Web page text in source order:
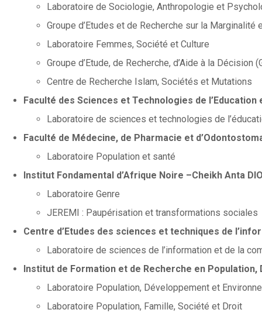
Laboratoire de Sociologie, Anthropologie et
Groupe d’Etudes et de Recherche sur la Marginalité
Laboratoire Femmes, Société et Culture
Groupe d’Etude, de Recherche, d’Aide à la Décision
Centre de Recherche Islam, Sociétés et Mutations
Faculté des Sciences et Technologies de l’Education
Laboratoire de sciences et technologies de
Faculté de Médecine, de Pharmacie et
Laboratoire Population et santé
Institut Fondamental d’Afrique Noire –Cheikh Anta
Laboratoire Genre
JEREMI : Paupérisation et transformations sociales
Centre d’Etudes des sciences et techniques de
Laboratoire de sciences de l’information et de la
Institut de Formation et de Recherche en
Laboratoire Population, Développement et
Laboratoire Population, Famille, Société et Droit